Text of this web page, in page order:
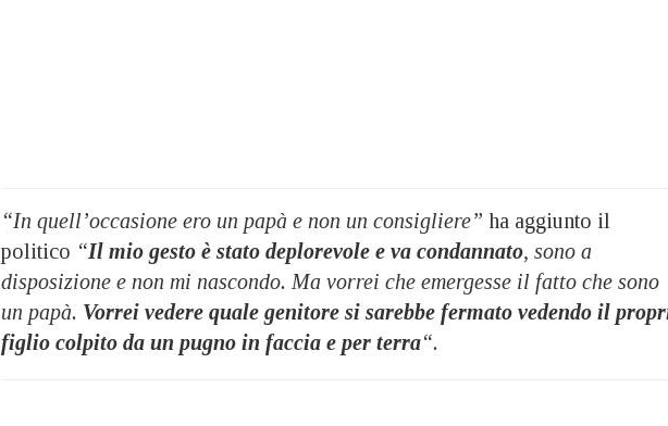
“In quell’occasione ero un papà e non un consigliere” ha aggiunto il
politico “Il mio gesto è stato deplorevole e va condannato, sono a
disposizione e non mi nascondo. Ma vorrei che emergesse il fatto che sono
un papà. Vorrei vedere quale genitore si sarebbe fermato vedendo il
figlio colpito da un pugno in faccia e per terra“.